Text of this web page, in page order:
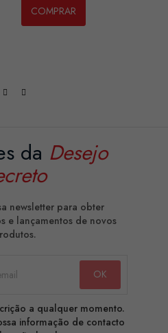
COMPRAR
da Desejo
newsletter para obter
e lançamentos de novos
a qualquer momento.
informação de contacto